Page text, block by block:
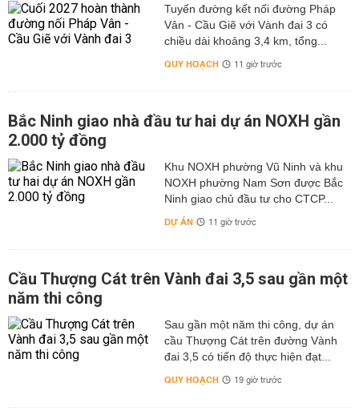
Tuyến đường kết nối đường Pháp
Vân - Cầu Giẽ với Vành đai 3 có
chiều dài khoảng 3,4 km, tổng...
QUY HOẠCH 11 giờ trước
Bắc Ninh giao nhà đầu tư hai dự án NOXH gần
2.000 tỷ đồng
Khu NOXH phường Vũ Ninh và khu
NOXH phường Nam Sơn được Bắc
Ninh giao chủ đầu tư cho CTCP...
DỰ ÁN 11 giờ trước
Cầu Thượng Cát trên Vành đai 3,5 sau gần một
năm thi công
Sau gần một năm thi công, dự án
cầu Thượng Cát trên đường Vành
đai 3,5 có tiến độ thực hiện đạt...
QUY HOẠCH 19 giờ trước